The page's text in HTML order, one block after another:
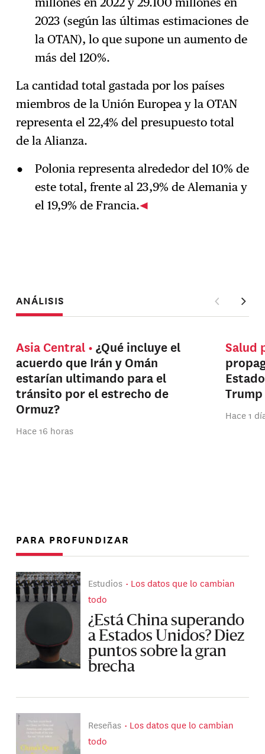
2023 (según las últimas estimaciones de
la OTAN), lo que supone un aumento de
más del 120%.
La cantidad total gastada por los países
miembros de la Unión Europea y la OTAN
representa el 22,4% del presupuesto total
de la Alianza.
Polonia representa alrededor del 10% de
este total, frente al 23,9% de Alemania y
el 19,9% de Francia.
ANÁLISIS
Asia Central
¿Qué incluye el
acuerdo que Irán y Omán
estarían ultimando para el
tránsito por el estrecho de
Ormuz?
Hace 16 horas
Salud
Trump
Hace 1
PARA PROFUNDIZAR
Estudios
Los datos que lo cambian
todo
¿Está China superando
a Estados Unidos? Diez
puntos sobre la gran
brecha
Reseñas
Los datos que lo cambian
todo